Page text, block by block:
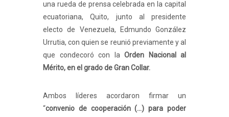
una rueda de prensa celebrada en la capital
ecuatoriana, Quito, junto al presidente
electo de Venezuela, Edmundo González
Urrutia, con quien se reunió previamente y al
que condecoró con la Orden Nacional al
Mérito, en el grado de Gran Collar.
Ambos líderes acordaron firmar un
“convenio de cooperación (...) para poder